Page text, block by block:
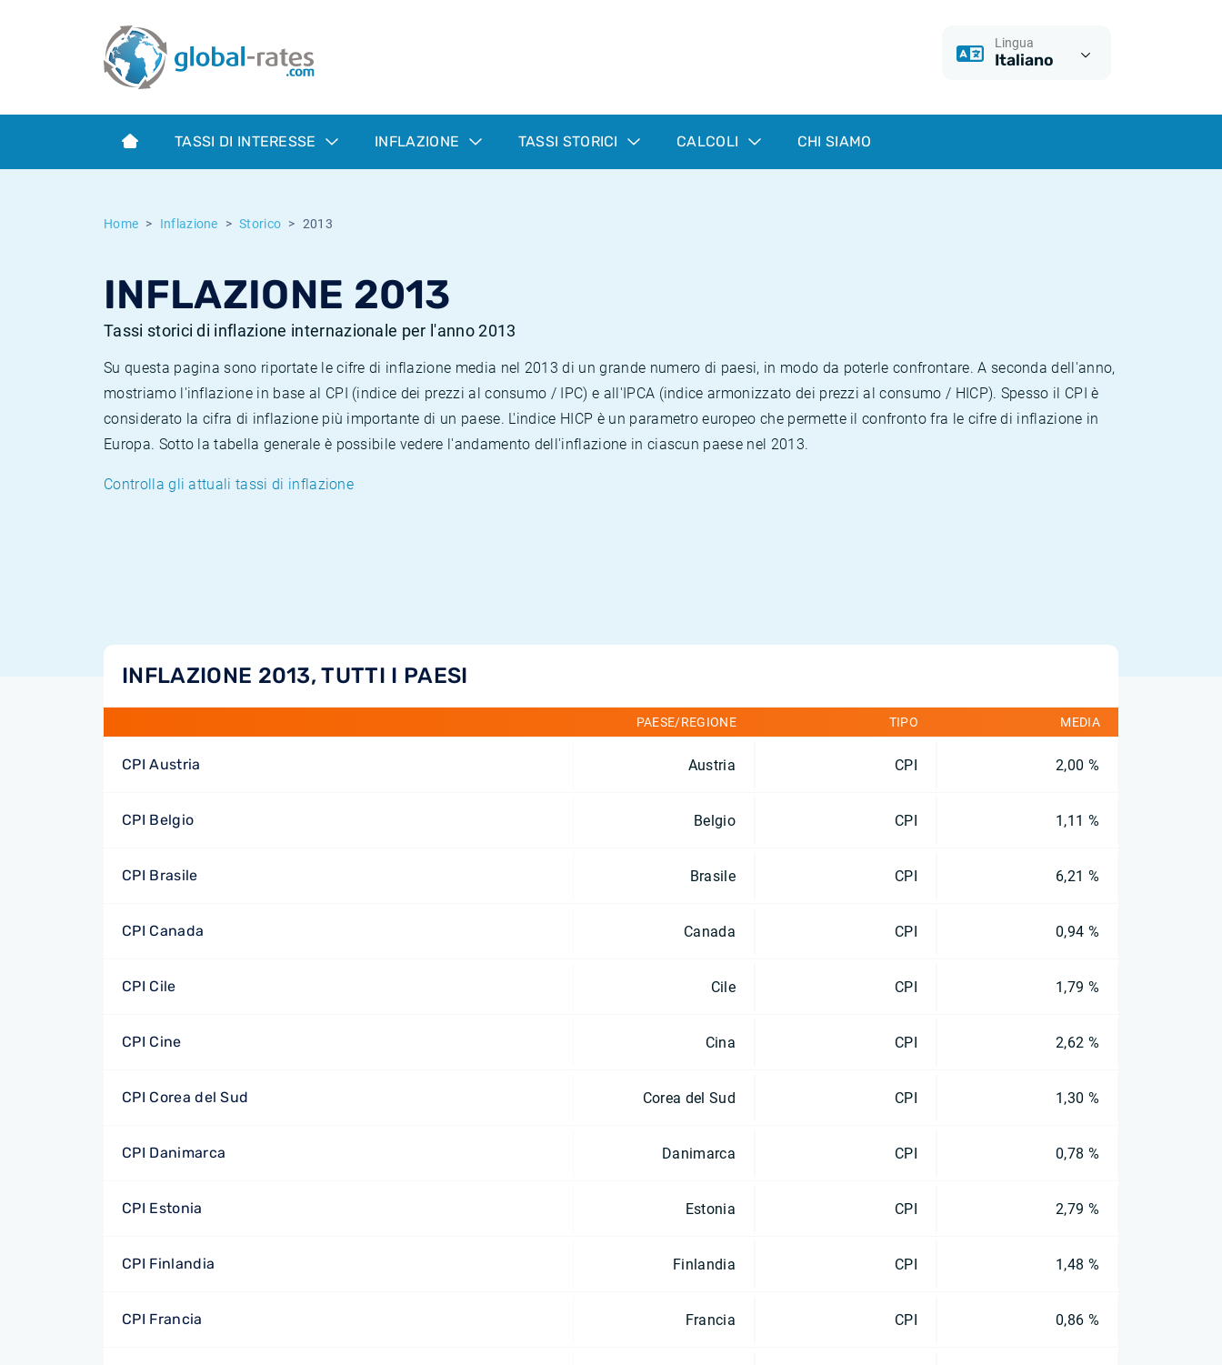
Lingua
Italiano
TASSI DI INTERESSE INFLAZIONE TASSI STORICI CALCOLI CHI SIAMO
Home Inflazione Storico 2013
INFLAZIONE 2013
Tassi storici di inflazione internazionale per l'anno 2013
Su questa pagina sono riportate le cifre di inflazione media nel 2013 di un grande numero di paesi, in modo da poterle confrontare. A seconda dell'anno,
mostriamo l'inflazione in base al CPI (indice dei prezzi al consumo / IPC) e all'IPCA (indice armonizzato dei prezzi al consumo / HICP). Spesso il CPI è
considerato la cifra di inflazione più importante di un paese. L'indice HICP è un parametro europeo che permette il confronto fra le cifre di inflazione in
Europa. Sotto la tabella generale è possibile vedere l'andamento dell'inflazione in ciascun paese nel 2013.
Controlla gli attuali tassi di inflazione
INFLAZIONE 2013, TUTTI I PAESI
PAESE/REGIONE TIPO MEDIA
CPI Austria Austria CPI 2,00 %
CPI Belgio Belgio CPI 1,11 %
CPI Brasile Brasile CPI 6,21 %
CPI Canada Canada CPI 0,94 %
CPI Cile Cile CPI 1,79 %
CPI Cine Cina CPI 2,62 %
CPI Corea del Sud Corea del Sud CPI 1,30 %
CPI Danimarca Danimarca CPI 0,78 %
CPI Estonia Estonia CPI 2,79 %
CPI Finlandia Finlandia CPI 1,48 %
CPI Francia Francia CPI 0,86 %
Term SOFR
Cos'è l'inflazione CPI?
Cos'è l'inflazione HICP?
Inflazione Svizzera
Tassi storici Euribor
Tassi storici di ESTER
Tassi di inflazione storici
Calcolatore dell’inflazione